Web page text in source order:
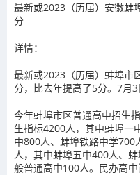
最新或2023（历届）安徽蚌
分
详情：
最新或2023（历届）蚌埠市
分，比去年提高了5分。7月3
今年蚌埠市区普通高中招生
生指标4200人，其中蚌埠一
中800人、蚌埠铁路中学
人，其中蚌埠五中400人、
般普通高中100人。民办高中